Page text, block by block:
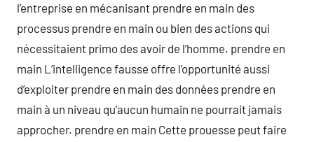
l’entreprise en mécanisant prendre en main des
processus prendre en main ou bien des actions qui
nécessitaient primo des avoir de l’homme. prendre en
main L’intelligence fausse offre l’opportunité aussi
d’exploiter prendre en main des données prendre en
main à un niveau qu’aucun humain ne pourrait jamais
approcher. prendre en main Cette prouesse peut faire